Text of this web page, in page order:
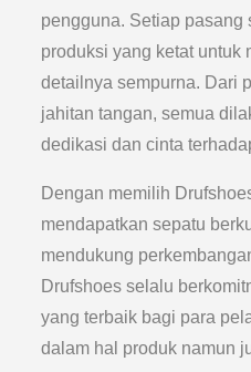
pengguna. Setiap pasang
produksi yang ketat untuk
detailnya sempurna. Dari
jahitan tangan, semua
dedikasi dan cinta
Dengan memilih
mendapatkan sepatu
mendukung
Drufshoes selalu
yang terbaik bagi para
dalam hal produk namun